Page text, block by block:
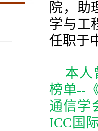
院，助
学与工
任职于
本人
榜单--
通信学
ICC国